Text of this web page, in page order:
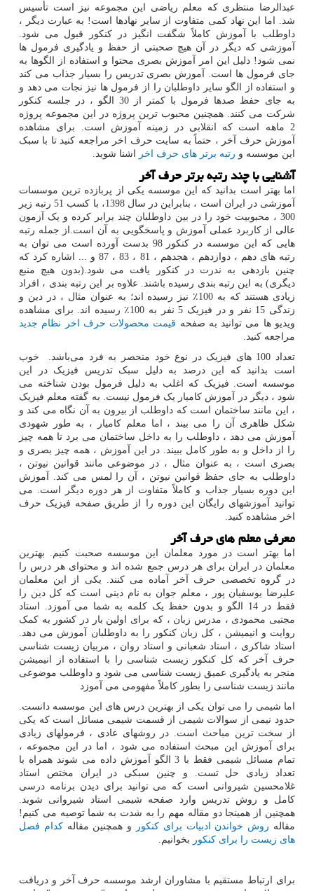
عبدالرضا منتظری که معلم ریاضی این مجموعه نیز است تأسیس
شد. اما این نهاد کمی متفاوت از سایر نهادها است! به عبارت دیگر ،
داوطلب با آموزش کاملاً شگفت انگیز در کنکور قبول می شود.
آموزشی که دیگر در آن هیچ صحبتی از حفظ و یادگیری فرمول ها
نمی شود! دلیل این امر آموزش بصری محتوا و استفاده از الگوها به
جای فرمول ها است. آموزش بصری تدریس را بسیار جذاب می کند
و استفاده از الگو سایر داوطلبان را از فرمول ها نیز نجات می دهد و
به جای حفظ صدها فرمول با کمتر از 30 الگو ، در جلسه کنکور
شرکت می کنند. همچنین محبوب ترین پروژه در این مجموعه پروژه
2 ماهه است که انقلابی در زمینه آموزش است. برای مشاهده
آموزش حرف آخر ، حتماً به سایت حرف اخر مراجعه کنید تا با سبک
این موسسه و رتبه برتر های حرف اخر اشنا شوید.
آشنایی با چند رتبه برتر حرف آخر
اما بهتر است بدانید که این موسسه یکی از پربازده ترین موسسات
آموزشی در ایران است ، بنابراین در سال 1398، با کسب 51 رتبه زیر
300 ، محبوبیت خود را در بین داوطلبان چند برابر کرده و یک آزمون
عالی از کاربرد عملی آموزش و پاسخگویی به آن است.از جمله رتبه
هایی که این موسسه در کنکور 98 بدست آورده است می توان به
رتبه های دهم ، دوازدهم ، هجدهم ، 81 ، 83 ، 87 و ... اشاره کرد که
چنین بازدهی به ندرت در کنکور یافت می شود.(بدون هیچ منبع
دیگری) به این رتبه بندی رسیده باشند. علاوه بر این رتبه بندی ، افراد
زیادی هستند که به 100٪ نیز رسیده اند؛ به عنوان مثال ، در دین و
زندگی 15 نفر و در فیزیک 5 نفر به 100٪ رسیده اند. برای مشاهده
ویدیو ها می توانید به صفحه قیمت محصولات حرف اخر نظام جدید
مراجعه کنید.
تعداد 100 های فیزیک در نوع خود منحصر به فرد می‌باشد. خوب
است بدانید که این درصد به دلیل سبک تدریس فیزیک در این
موسسه است. فیزیک که اغلب به دلیل فرمول بودن شناخته می
شود ، دیگر در آموزش کامیار یک فرمول نیست. به گفته معلم فیزیک
، این مانند ساختمان است که داوطلب از بیرون به آن نگاه می کند و
شکل ظاهری آن را می بیند ، اما معلم کامیار ، به طور شهودی
آموزش می دهد ، داوطلب را به داخل ساختمان می برد تا همه چیز
را از داخل و به طور کامل ببیند. در این آموزش ، همه چیز بصری و
بصری است ، به عنوان مثال ، در موضوعی مانند قوانین نیوتن ،
داوطلب به جای حفظ قوانین نیوتن ، آن را لمس می کند. آموزش
این دوره بسیار جذاب و کاملاً متفاوت از هر دوره دیگر است. می
توانید آموزشهای رایگان این دوره را از طریق صفحه فیزیک حرف
اخر مشاهده کنید.
معرفی معلم های حرف آخر
اما بهتر است در مورد معلمان این موسسه صحبت کنیم. بهترین
معلمان در ایران برای هر درس جمع شده اند و محتوای هر درس را
در گروه تخصصی حرف آخر آماده می کنند. یکی از این معلمان
علیرضا یوسفیان پور ، معلم جوان به نام دینی است که کل دین را
فقط در 14 الگو و بدون حفظ یک کلمه به شما می آموزد. استاد
مجتبی محمودی ، مدرس زبان ، که برای اولین بار در کشور به کمک
روایت و انیمیشن ، کل زبان کنکور را به داوطلبان آموزش می دهد.
استاد شاکری ، استاد شعبانی و استاد روان ، مربیان زیست شناسی
حرف آخر که کل کنکور زیست شناسی را با استفاده از انیمیشن
منجر به یادگیری عمیق زیست شناسی می شود و داوطلب موضوعی
مانند زیست شناسی را بطور کاملاً مفهومی می آموزد
اما شیمی را می توان یکی از بهترین درس های این موسسه دانست.
حدود نیمی از سوالات شیمی از قسمت شیمی مسائل است که یکی
از سخت ترین مباحث است. در روشهای عادی ، فرمولهای زیادی
برای آموزش این مبحث استفاده می شود ، اما در این مجموعه ،
تمام مسائل شیمی فقط با 3 الگو آموزش داده می شوند همراه با
تعداد زیادی حل تست. و چنین سبکی در ایران مختص استاد
غلامحسین شیروانی است که می توانید برای دیدن برنامه درسی
کامل و روش تدریس وارد صفحه شیمی استاد شیروانی شوید.
همچنین از همینجا دو مقاله مهم را به شدت به شما توصیه می کنیم!
مقاله روش خواندن ادبیات برای کنکور و همچنین مقالهکدام فصل
های زیست را برای کنکور بخوانیم.
برای ارتباط مستقیم با مشاوران ارشد موسسه حرف آخر و دریافت